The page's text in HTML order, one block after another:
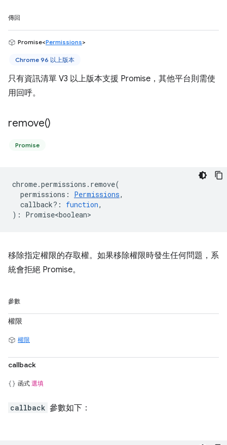
傳回
Promise<Permissions>
Chrome 96 以上版本
只有資訊清單 V3 以上版本支援 Promise，其他平台則需使
用回呼。
remove()
Promise
chrome.permissions . remove(
permissions : Permissions,
callback? : function,
) : Promise<boolean>
移除指定權限的存取權。如果移除權限時發生任何問題，系
統會拒絕 Promise。
參數
權限
權限
callback
函式 選填
callback 參數如下：